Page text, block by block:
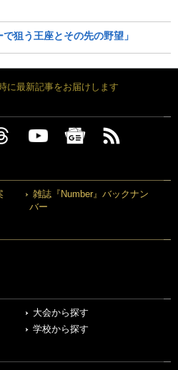
狙う王座とその先の野望」
に最新記事をお届けします
雑誌『Number』バックナン
バー
大会から探す
学校から探す